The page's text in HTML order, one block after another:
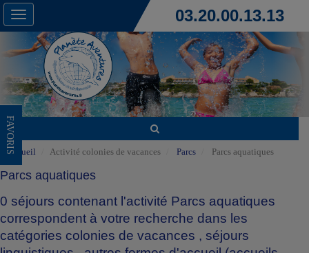
Toggle
navigation
03.20.00.13.13
FAVORIS
Accueil Activité colonies de vacances Parcs Parcs aquatiques
Parcs aquatiques
0 séjours contenant l'activité Parcs aquatiques
correspondent à votre recherche dans les
catégories colonies de vacances , séjours